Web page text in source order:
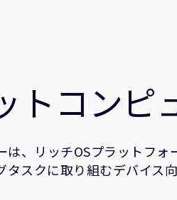
トコンピ
、リッチOSプラットフ
タスクに取り組むデバイス